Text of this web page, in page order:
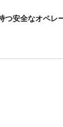
安全なオペレ